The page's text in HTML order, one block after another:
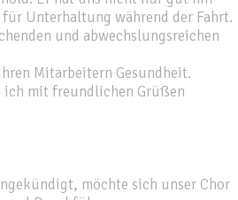
Unterhaltung während der Fahrt.
und abwechslungsreichen
Mitarbeitern Gesundheit.
ich mit freundlichen Grüßen
möchte sich unser Chor